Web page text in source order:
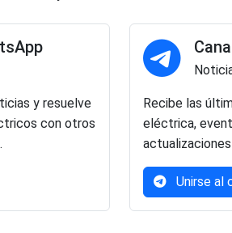
y resuelve
con otros
Recibe las
eléctrica,
Unirse al